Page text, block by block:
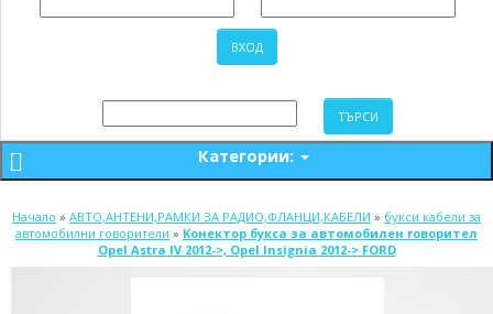
Категории:
Начало » АВТО,АНТЕНИ,РАМКИ ЗА РАДИО,ФЛАНЦИ,КАБЕЛИ » букси кабели за
автомобилни говорители » Конектор букса за автомобилен говорител
Opel Astra IV 2012->, Opel Insignia 2012-> FORD